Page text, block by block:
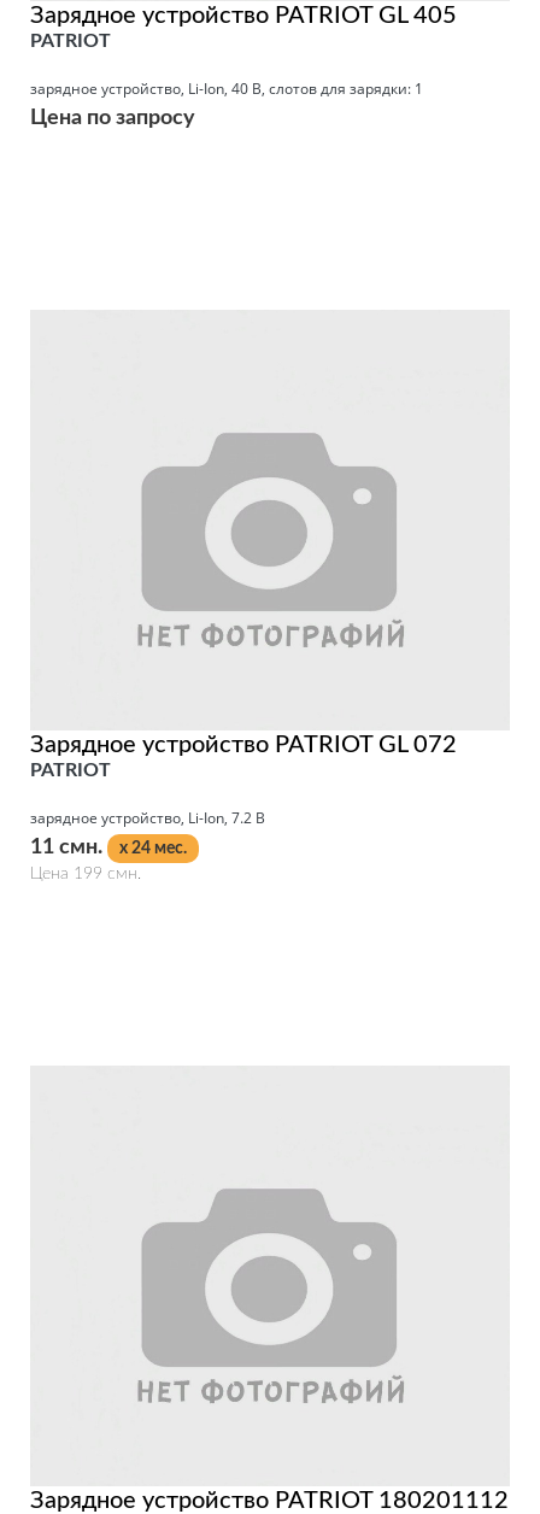
Зарядное устройство PATRIOT GL 405
PATRIOT
зарядное устройство, Li-Ion, 40 В, слотов для зарядки: 1
Цена по запросу
Зарядное устройство PATRIOT GL 072
PATRIOT
зарядное устройство, Li-Ion, 7.2 В
11 смн.
x 24 мес.
Цена 199 смн.
Зарядное устройство PATRIOT 180201112